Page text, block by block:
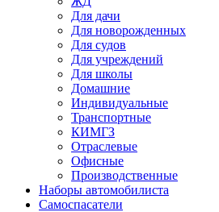
Для дачи
Для новорожденных
Для судов
Для учреждений
Для школы
Домашние
Индивидуальные
Транспортные
КИМГЗ
Отраслевые
Офисные
Производственные
Наборы автомобилиста
Самоспасатели